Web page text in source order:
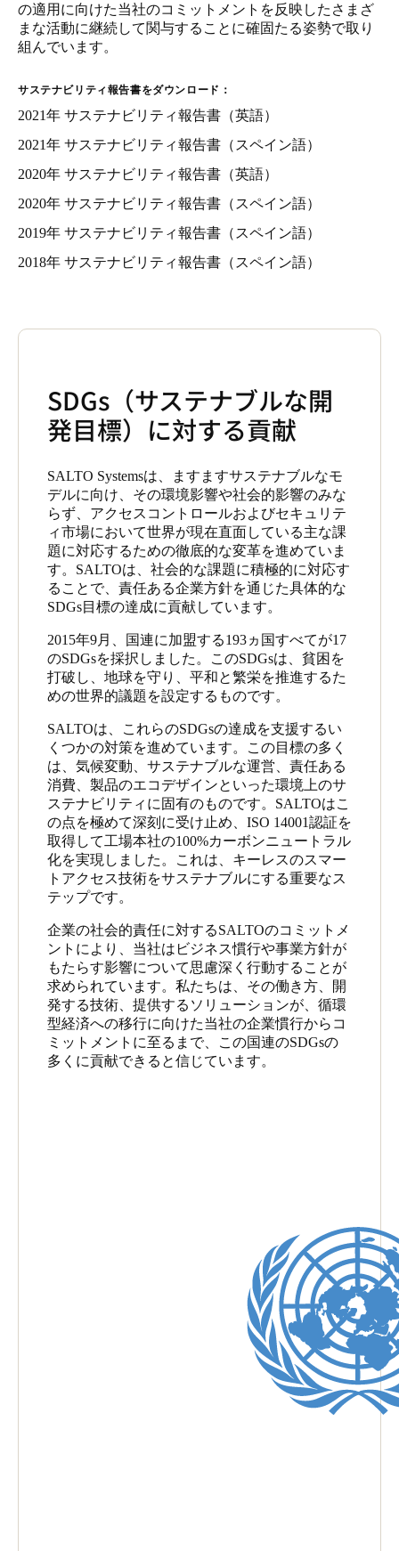
の適用に向けた当社のコミットメントを反映したさまざ
まな活動に継続して関与することに確固たる姿勢で取り
組んでいます。
サステナビリティ報告書をダウンロード：
2021年 サステナビリティ報告書（英語）
2021年 サステナビリティ報告書（スペイン語）
2020年 サステナビリティ報告書（英語）
2020年 サステナビリティ報告書（スペイン語）
2019年 サステナビリティ報告書（スペイン語）
2018年 サステナビリティ報告書（スペイン語）
SDGs（サステナブルな開
発目標）に対する貢献
SALTO Systemsは、ますますサステナブルなモ
デルに向け、その環境影響や社会的影響のみな
らず、アクセスコントロールおよびセキュリテ
ィ市場において世界が現在直面している主な課
題に対応するための徹底的な変革を進めていま
す。SALTOは、社会的な課題に積極的に対応す
ることで、責任ある企業方針を通じた具体的な
SDGs目標の達成に貢献しています。
2015年9月、国連に加盟する193ヵ国すべてが17
のSDGsを採択しました。このSDGsは、貧困を
打破し、地球を守り、平和と繁栄を推進するた
めの世界的議題を設定するものです。
SALTOは、これらのSDGsの達成を支援するい
くつかの対策を進めています。この目標の多く
は、気候変動、サステナブルな運営、責任ある
消費、製品のエコデザインといった環境上のサ
ステナビリティに固有のものです。SALTOはこ
の点を極めて深刻に受け止め、ISO 14001認証を
取得して工場本社の100%カーボンニュートラル
化を実現しました。これは、キーレスのスマー
トアクセス技術をサステナブルにする重要なス
テップです。
企業の社会的責任に対するSALTOのコミットメ
ントにより、当社はビジネス慣行や事業方針が
もたらす影響について思慮深く行動することが
求められています。私たちは、その働き方、開
発する技術、提供するソリューションが、循環
型経済への移行に向けた当社の企業慣行からコ
ミットメントに至るまで、この国連のSDGsの
多くに貢献できると信じています。